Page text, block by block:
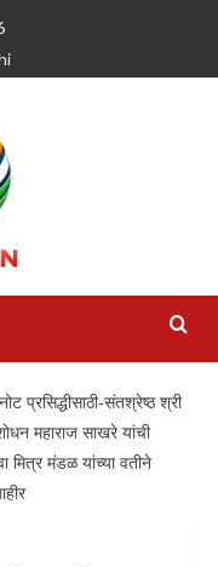
प्रसिद्धीसाठी-संतश्रेष्ठ श्री
महाराज साखरे यांची
मित्र मंडळ यांच्या वतीने